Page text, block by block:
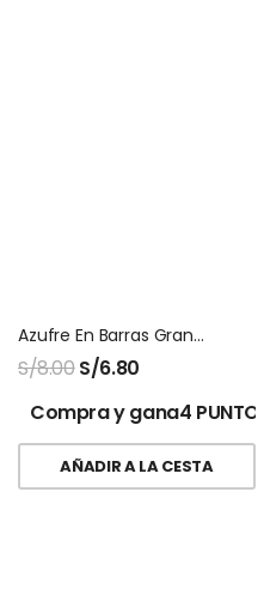
Azufre En Barras Grande Saca El Aire X 3 Unids
S/8.00S/6.80
Compra y gana4 PUNTOS!
AÑADIR A LA CESTA